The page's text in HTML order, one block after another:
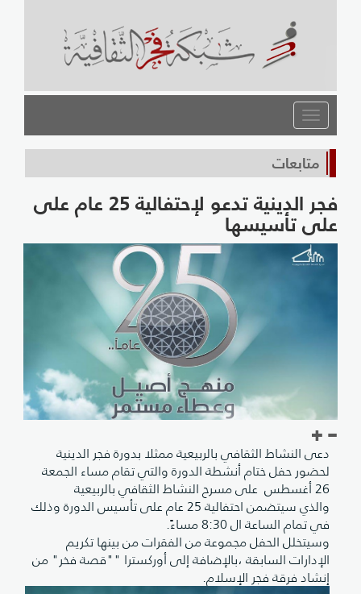
القائمة
متابعات
فجر الدينية تدعو لإحتفالية 25 عام على
على تأسيسها
دعى النشاط الثقافي بالربيعية ممثلا بدورة فجر الدينية
لحضور حفل ختام أنشطة الدورة والتي تقام مساء الجمعة
26 أغسطس على مسرح النشاط الثقافي بالربيعية
والذي سيتضمن احتفالية 25 عام على تأسيس الدورة وذلك
في تمام الساعة ال 8:30 مساءً.
وسيتخلل الحفل مجموعة من الفقرات من بينها تكريم
الإدارات السابقة ،بالإضافة إلى أوركسترا ""قصة فخر" من
إنشاد فرقة فجر الإسلام.